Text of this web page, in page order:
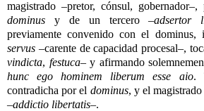
magistrado –pretor, cónsul, gobernador–,
dominus y de un tercero –adsertor
previamente convenido con el dominus,
servus –carente de capacidad procesal–,
vindicta, festuca– y afirmando
hunc ego hominem liberum esse aio.
contradicha por el dominus, y el
–addictio libertatis–.